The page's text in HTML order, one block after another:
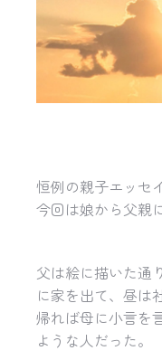
恒例の親子エッセ
今回は娘から父親
父は絵に描いた通
に家を出て、昼は
帰れば母に小言を
ような人だった。